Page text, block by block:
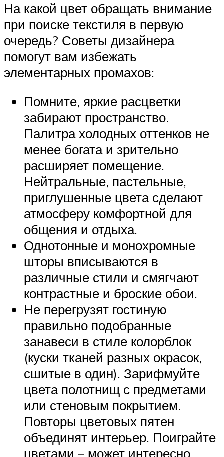
На какой цвет обращать внимание
при поиске текстиля в первую
очередь? Советы дизайнера
помогут вам избежать
элементарных промахов:
Помните, яркие расцветки
забирают пространство.
Палитра холодных оттенков не
менее богата и зрительно
расширяет помещение.
Нейтральные, пастельные,
приглушенные цвета сделают
атмосферу комфортной для
общения и отдыха.
Однотонные и монохромные
шторы вписываются в
различные стили и смягчают
контрастные и броские обои.
Не перегрузят гостиную
правильно подобранные
занавеси в стиле колорблок
(куски тканей разных окрасок,
сшитые в один). Зарифмуйте
цвета полотнищ с предметами
или стеновым покрытием.
Повторы цветовых пятен
объединят интерьер. Поиграйте
цветами – может интересно